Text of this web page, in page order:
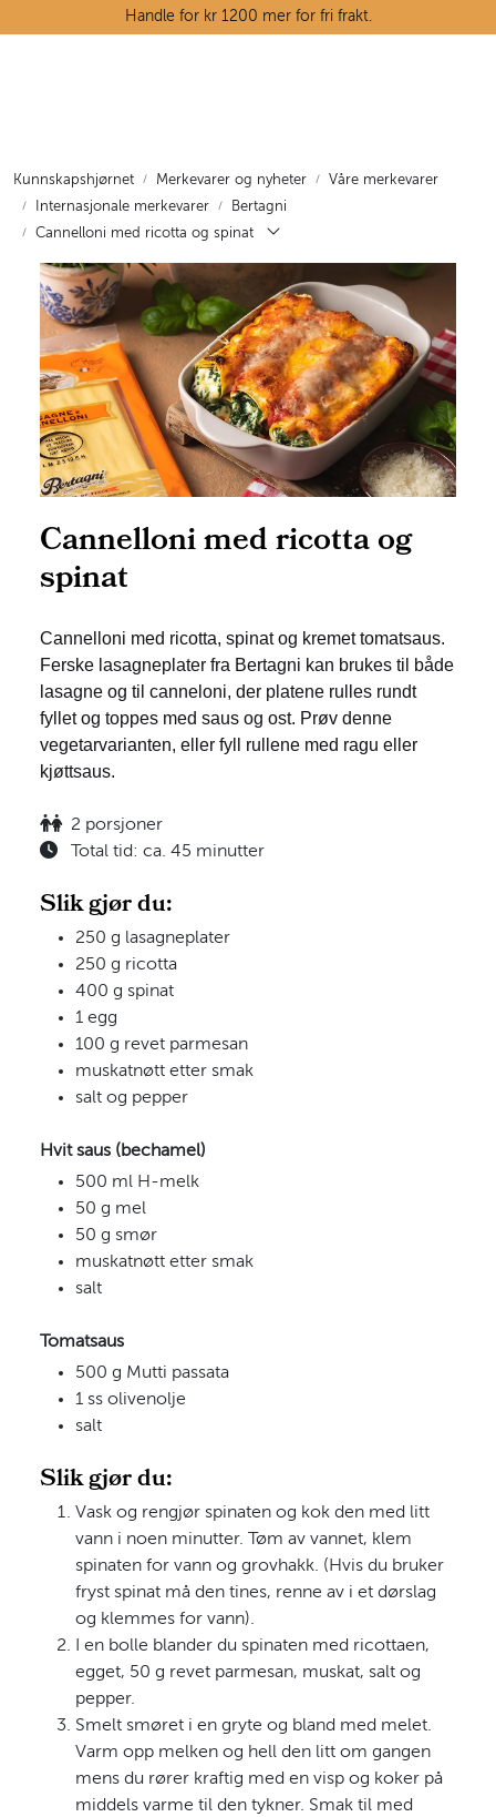
Skip to main contentHandle for kr 1200 mer for fri frakt.
Kunnskapshjørnet Merkevarer og nyheter
Våre merkevarer
Internasjonale merkevarer
Bertagni
Cannelloni med ricotta og spinat
Cannelloni med ricotta og
spinat
Cannelloni med ricotta, spinat og kremet tomatsaus.
Ferske lasagneplater fra Bertagni kan brukes til både
lasagne og til canneloni, der platene rulles rundt
fyllet og toppes med saus og ost. Prøv denne
vegetarvarianten, eller fyll rullene med ragu eller
kjøttsaus.
2 porsjoner
Total tid: ca. 45 minutter
Slik gjør du:
250 g lasagneplater
250 g ricotta
400 g spinat
1 egg
100 g revet parmesan
muskatnøtt etter smak
salt og pepper
Hvit saus (bechamel)
500 ml H-melk
50 g mel
50 g smør
muskatnøtt etter smak
salt
Tomatsaus
500 g Mutti passata
1 ss olivenolje
salt
Slik gjør du:
Vask og rengjør spinaten og kok den med litt
vann i noen minutter. Tøm av vannet, klem
spinaten for vann og grovhakk. (Hvis du bruker
fryst spinat må den tines, renne av i et dørslag
og klemmes for vann).
I en bolle blander du spinaten med ricottaen,
egget, 50 g revet parmesan, muskat, salt og
pepper.
Smelt smøret i en gryte og bland med melet.
Varm opp melken og hell den litt om gangen
mens du rører kraftig med en visp og koker på
middels varme til den tykner. Smak til med
Tørrvarehylla
Grøntavdelingen
Oppskrifter
Kunnskapshjørnet